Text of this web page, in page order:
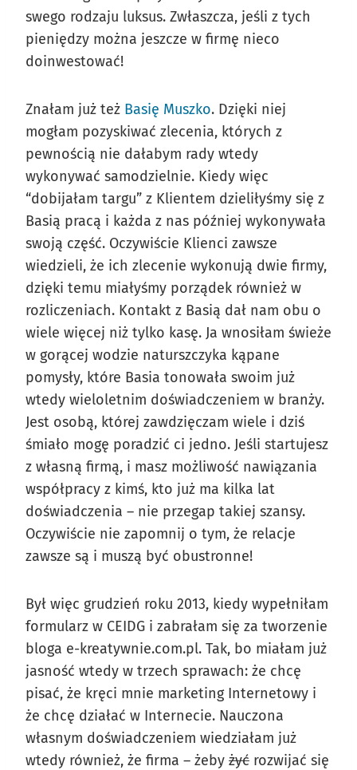
swego rodzaju luksus. Zwłaszcza, jeśli z tych
pieniędzy można jeszcze w firmę nieco
doinwestować!
Znałam już też Basię Muszko. Dzięki niej
mogłam pozyskiwać zlecenia, których z
pewnością nie dałabym rady wtedy
wykonywać samodzielnie. Kiedy więc
“dobijałam targu” z Klientem dzieliłyśmy się z
Basią pracą i każda z nas później wykonywała
swoją część. Oczywiście Klienci zawsze
wiedzieli, że ich zlecenie wykonują dwie firmy,
dzięki temu miałyśmy porządek również w
rozliczeniach. Kontakt z Basią dał nam obu o
wiele więcej niż tylko kasę. Ja wnosiłam świeże
w gorącej wodzie naturszczyka kąpane
pomysły, które Basia tonowała swoim już
wtedy wieloletnim doświadczeniem w branży.
Jest osobą, której zawdzięczam wiele i dziś
śmiało mogę poradzić ci jedno. Jeśli startujesz
z własną firmą, i masz możliwość nawiązania
współpracy z kimś, kto już ma kilka lat
doświadczenia – nie przegap takiej szansy.
Oczywiście nie zapomnij o tym, że relacje
zawsze są i muszą być obustronne!
Był więc grudzień roku 2013, kiedy wypełniłam
formularz w CEIDG i zabrałam się za tworzenie
bloga e-kreatywnie.com.pl. Tak, bo miałam już
jasność wtedy w trzech sprawach: że chcę
pisać, że kręci mnie marketing Internetowy i
że chcę działać w Internecie. Nauczona
własnym doświadczeniem wiedziałam już
wtedy również, że firma – żeby żyć rozwijać się